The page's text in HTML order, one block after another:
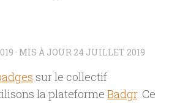
· MIS À JOUR 24 JUILLET 2019
sur le collectif
la plateforme Badgr. Ce